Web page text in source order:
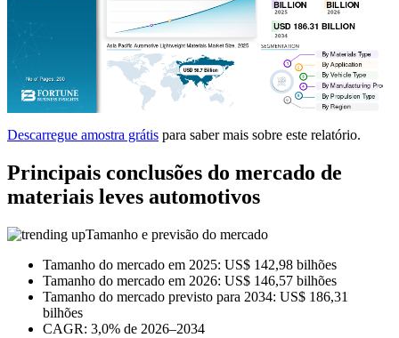
Descarregue amostra grátis para saber mais sobre este relatório.
Principais conclusões do mercado de
materiais leves automotivos
Tamanho e previsão do mercado
Tamanho do mercado em 2025: US$ 142,98 bilhões
Tamanho do mercado em 2026: US$ 146,57 bilhões
Tamanho do mercado previsto para 2034: US$ 186,31
bilhões
CAGR: 3,0% de 2026–2034